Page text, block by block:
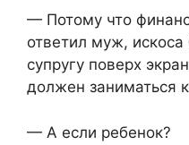
— Потому что
ответил муж, искоса
супругу поверх
должен заниматься
— А если ребенок?